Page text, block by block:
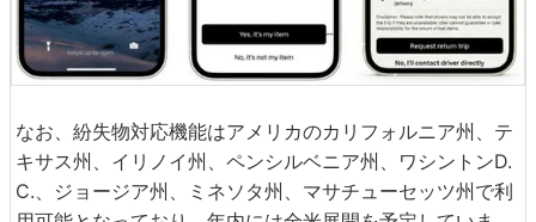
なお、紛失物対応機能はアメリカのカリフォルニア州、テ
キサス州、イリノイ州、ペンシルベニア州、ワシントンD.
C.、ジョージア州、ミネソタ州、マサチューセッツ州で利